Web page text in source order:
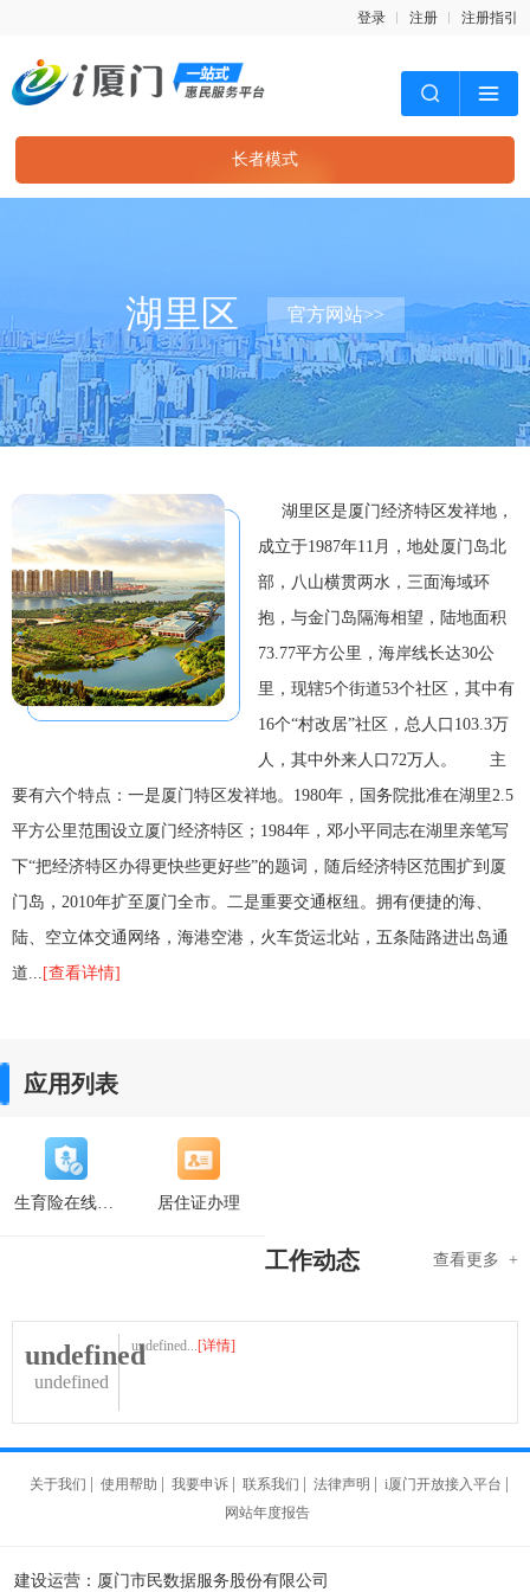
登录 注册 注册指引
长者模式
湖里区 官方网站>>
湖里区是厦门经济特区发祥地，
成立于1987年11月，地处厦门岛北
部，八山横贯两水，三面海域环
抱，与金门岛隔海相望，陆地面积
73.77平方公里，海岸线长达30公
里，现辖5个街道53个社区，其中有
16个“村改居”社区，总人口103.3万
人，其中外来人口72万人。 主
要有六个特点：一是厦门特区发祥地。1980年，国务院批准在湖里2.5
平方公里范围设立厦门经济特区；1984年，邓小平同志在湖里亲笔写
下“把经济特区办得更快些更好些”的题词，随后经济特区范围扩到厦
门岛，2010年扩至厦门全市。二是重要交通枢纽。拥有便捷的海、
陆、空立体交通网络，海港空港，火车货运北站，五条陆路进出岛通
道... [查看详情]
应用列表
居住证办理
查看更多 +
工作动态
undefined
undefined
undefined... [详情]
关于我们 | 使用帮助 | 我要申诉 | 联系我们 | 法律声明 | i厦门开放接入平台 |
网站年度报告
建设运营：厦门市民数据服务股份有限公司